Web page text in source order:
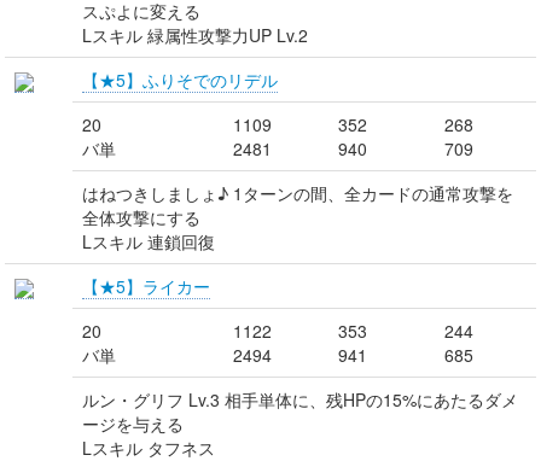
スぷよに変える
Lスキル 緑属性攻撃力UP Lv.2
【★5】ふりそでのリデル
20
バ単
1109
2481
352
940
268
709
はねつきしましょ♪ 1ターンの間、全カードの通常攻撃を
全体攻撃にする
Lスキル 連鎖回復
【★5】ライカー
20
バ単
1122
2494
353
941
244
685
ルン・グリフ Lv.3 相手単体に、残HPの15%にあたるダメ
ージを与える
Lスキル タフネス